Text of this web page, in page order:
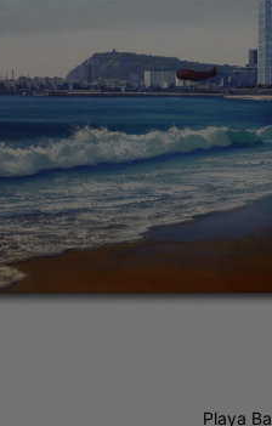
Ver detalles / Comprar
Playa